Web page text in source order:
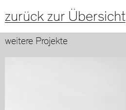
zurück zur Übersicht
weitere Projekte